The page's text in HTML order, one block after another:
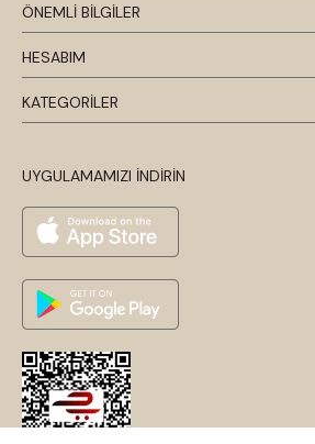
ÖNEMLİ BİLGİLER
HESABIM
KATEGORİLER
UYGULAMAMIZI İNDİRİN